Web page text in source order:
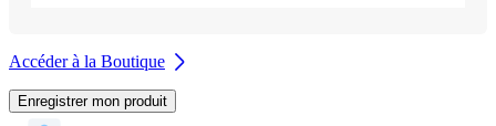
Accéder à la Boutique
Enregistrer mon produit